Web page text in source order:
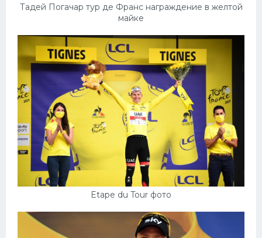
Тадей Погачар тур де Франс награждение в желтой
майке
Etape du Tour фото